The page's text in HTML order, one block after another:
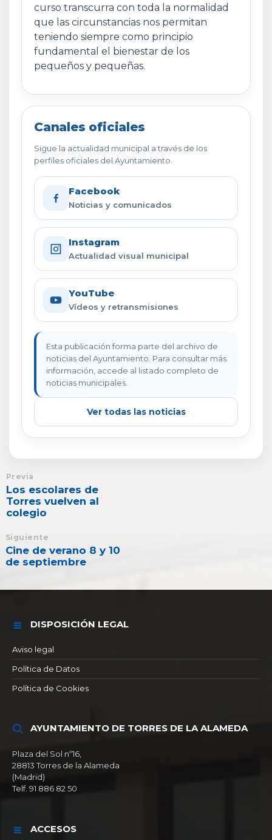
curso transcurra con toda la normalidad
que las circunstancias nos permitan
teniendo siempre como principio
fundamental el bienestar de los
pequeños y pequeñas.
Canales oficiales
Sigue la actualidad municipal a través de los
perfiles oficiales del Ayuntamiento.
Facebook
Noticias y comunicados
Instagram
Actualidad visual municipal
YouTube
Vídeos y retransmisiones
Esta publicación forma parte del archivo de
noticias del Ayuntamiento. Para consultar más
información, accede al listado completo de
noticias municipales.
Ver todas las noticias
Previa
Los escolares de
Torres vuelven al
colegio
Siguiente
Cine de verano 8 y 10
de septiembre
DISPOSICIÓN LEGAL
Aviso legal
Política de Datos
Política de Cookies
AYUNTAMIENTO DE TORRES DE LA ALAMEDA
Plaza del Sol nº16,
28813 Torres de la Alameda
(Madrid)
Telf. 91 886 82 50
ACCESOS